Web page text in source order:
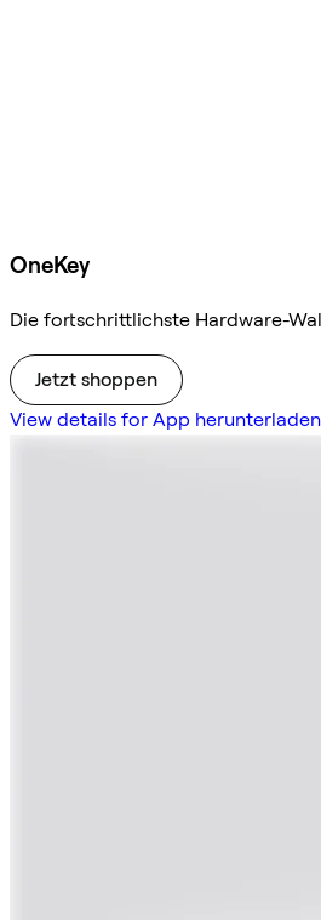
OneKey
Die fortschrittlichste Hardware-
Jetzt shoppen
View details for App herunterladen